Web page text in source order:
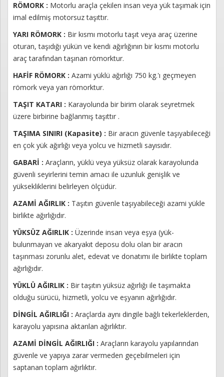
RÖMORK : Motorlu araçla çekilen insan veya yük taşımak için
imal edilmiş motorsuz taşıttır.
YARI RÖMORK : Bir kısmı motorlu taşıt veya araç üzerine
oturan, taşıdığı yükün ve kendi ağırlığının bir kısmı motorlu
araç tarafından taşınan römorktur.
HAFİF RÖMORK : Azami yüklü ağırlığı 750 kg.'ı geçmeyen
römork veya yarı römorktur.
TAŞIT KATARI : Karayolunda bir birim olarak seyretmek
üzere birbirine bağlanmış taşıttır .
TAŞIMA SINIRI (Kapasite) : Bir aracın güvenle taşıyabileceği
en çok yük ağırlığı veya yolcu ve hizmetli sayısıdır.
GABARİ : Araçların, yüklü veya yüksüz olarak karayolunda
güvenli seyirlerini temin amacı ile uzunluk genişlik ve
yüksekliklerini belirleyen ölçüdür.
AZAMİ AĞIRLIK : Taşıtın güvenle taşıyabileceği azami yükle
birlikte ağırlığıdır.
YÜKSÜZ AĞIRLIK : Üzerinde insan veya eşya (yük-
bulunmayan ve akaryakıt deposu dolu olan bir aracın
taşınması zorunlu alet, edevat ve donatımı ile birlikte toplam
ağırlığıdır.
YÜKLÜ AĞIRLIK : Bir taşıtın yüksüz ağırlığı ile taşımakta
olduğu sürücü, hizmetli, yolcu ve eşyanın ağırlığıdır.
DİNGİL AĞIRLIĞI : Araçlarda aynı dingile bağlı tekerleklerden,
karayolu yapısına aktarılan ağırlıktır.
AZAMİ DİNGİL AĞIRLIĞI : Araçların karayolu yapılarından
güvenle ve yapıya zarar vermeden geçebilmeleri için
saptanan toplam ağırlıktır.